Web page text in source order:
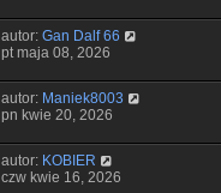
autor:Gan Dalf 66
pt maja 08, 2026
autor: Maniek8003
pn kwie 20, 2026
autor: KOBIER
czw kwie 16, 2026